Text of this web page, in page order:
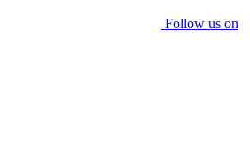
Follow us on